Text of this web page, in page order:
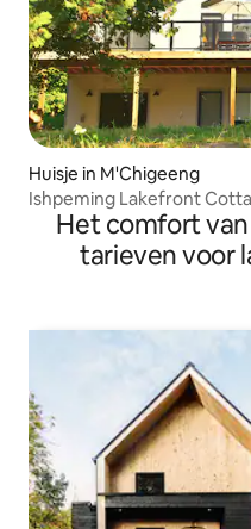
Huisje in M'Chigeeng
Ishpeming Lakefront
Het comfort
tarieven voor